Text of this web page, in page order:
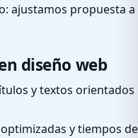
ajustamos propuesta a
diseño web
y textos orientados
y tiempos de